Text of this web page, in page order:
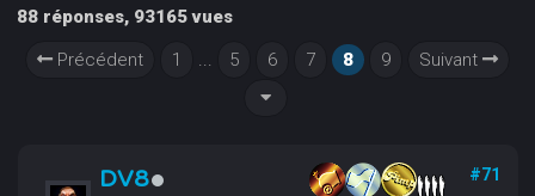
88 réponses, 93165 vues
Précédent
1 ... 5 6 7 8 9 Suivant
DV8 #71